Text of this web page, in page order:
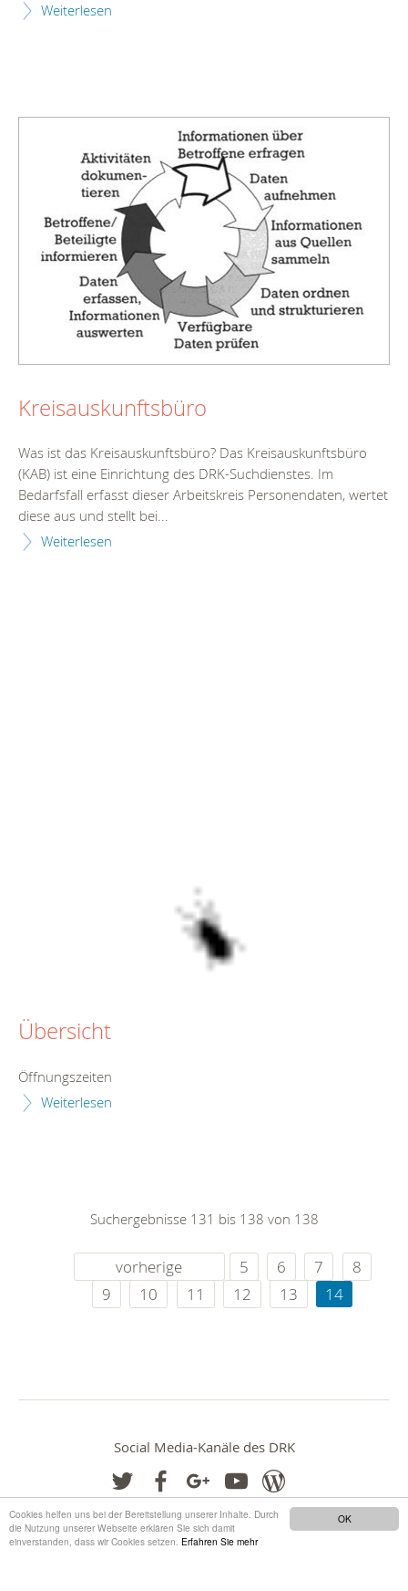
OK
Cookies helfen uns bei der Bereitstellung unserer Inhalte. Durch
die Nutzung unserer Webseite erklären Sie sich damit
einverstanden, dass wir Cookies setzen. Erfahren Sie mehr
Weiterlesen
Kreisauskunftsbüro
Was ist das Kreisauskunftsbüro? Das Kreisauskunftsbüro
(KAB) ist eine Einrichtung des DRK-Suchdienstes. Im
Bedarfsfall erfasst dieser Arbeitskreis Personendaten, wertet
diese aus und stellt bei...
Weiterlesen
Übersicht
Öffnungszeiten
Weiterlesen
Suchergebnisse 131 bis 138 von 138
vorherige 5 6 7
8
9
10 11 12 13 14
Social Media-Kanäle des DRK